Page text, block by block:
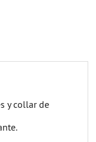
y collar de